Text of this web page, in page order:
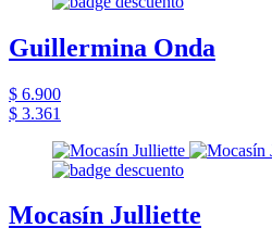
Guillermina Onda
$ 6.900
$ 3.361
Mocasín Julliette